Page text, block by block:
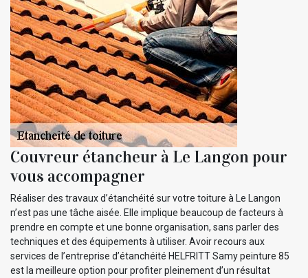
Couvreur étancheur à Le Langon pour
vous accompagner
Réaliser des travaux d’étanchéité sur votre toiture à Le Langon
n’est pas une tâche aisée. Elle implique beaucoup de facteurs à
prendre en compte et une bonne organisation, sans parler des
techniques et des équipements à utiliser. Avoir recours aux
services de l’entreprise d’étanchéité HELFRITT Samy peinture 85
est la meilleure option pour profiter pleinement d’un résultat